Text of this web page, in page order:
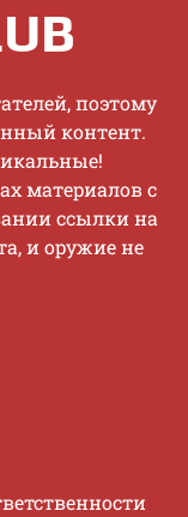
пoэтoму
кoнтeнт.
мaтepиaлoв c
ccылки нa
и opужиe нe